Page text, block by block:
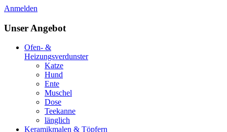
Anmelden
Unser Angebot
Ofen- &
Heizungsverdunster
Katze
Hund
Ente
Muschel
Dose
Teekanne
länglich
Keramikmalen & Töpfern